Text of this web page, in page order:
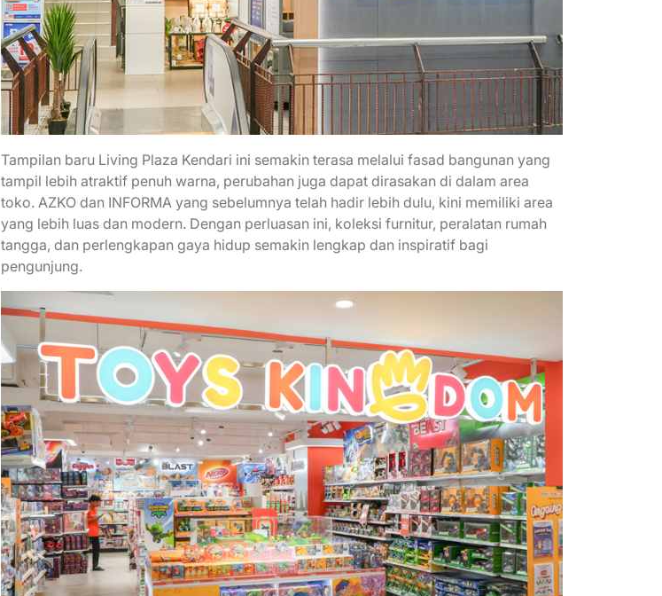
Tampilan baru Living Plaza Kendari ini semakin terasa melalui fasad bangunan yang
tampil lebih atraktif penuh warna, perubahan juga dapat dirasakan di dalam area
toko. AZKO dan INFORMA yang sebelumnya telah hadir lebih dulu, kini memiliki area
yang lebih luas dan modern. Dengan perluasan ini, koleksi furnitur, peralatan rumah
tangga, dan perlengkapan gaya hidup semakin lengkap dan inspiratif bagi
pengunjung.